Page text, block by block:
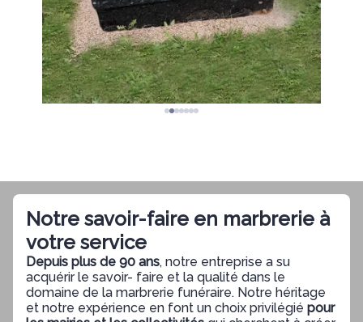
Notre savoir-faire en marbrerie à
votre service
Depuis plus de 90 ans, notre entreprise a su
acquérir le savoir- faire et la qualité dans le
domaine de la marbrerie funéraire. Notre héritage
et notre expérience en font un choix privilégié pour